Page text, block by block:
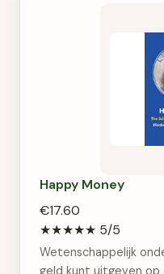
Happy Money
€17.60
★★★★★ 5/5
Wetenschappelijk
geld kunt uitgeven